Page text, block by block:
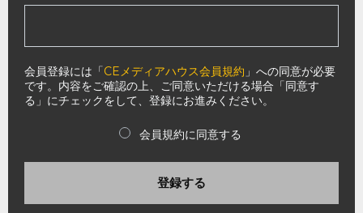
会員登録には「CEメディアハウス会員規約 」への同意が必要
です。内容をご確認の上、ご同意いただける場合「同意す
る」にチェックをして、登録にお進みください。
会員規約に同意する
登録する